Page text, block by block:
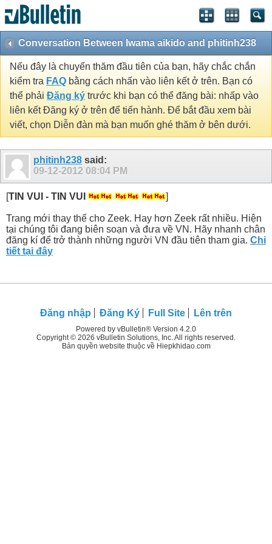
Conversation Between Iwama aikido and phitinh238
Nếu đây là chuyến thăm đầu tiên của bạn, hãy chắc chắn
kiểm tra FAQ bằng cách nhấn vào liên kết ở trên. Bạn có
thể phải Đăng ký trước khi bạn có thể đăng bài: nhấp vào
liên kết Đăng ký ở trên để tiến hành. Để bắt đầu xem bài
viết, chọn Diễn đàn mà bạn muốn ghé thăm ở bên dưới.
phitinh238 said:
09-12-2012 08:04 PM
[TIN VUI - TIN VUI ]
Trang mới thay thế cho Zeek. Hay hơn Zeek rất nhiều. Hiện
tại chúng tôi đang biên soạn và đưa về VN. Hãy nhanh chân
đăng kí để trở thành những người VN đầu tiên tham gia. Chi
tiết tại đây
Đăng nhập Đăng Ký Full Site Lên trên
Powered by vBulletin® Version 4.2.0
Copyright © 2026 vBulletin Solutions, Inc. All rights reserved.
Bản quyền website thuộc về Hiepkhidao.com